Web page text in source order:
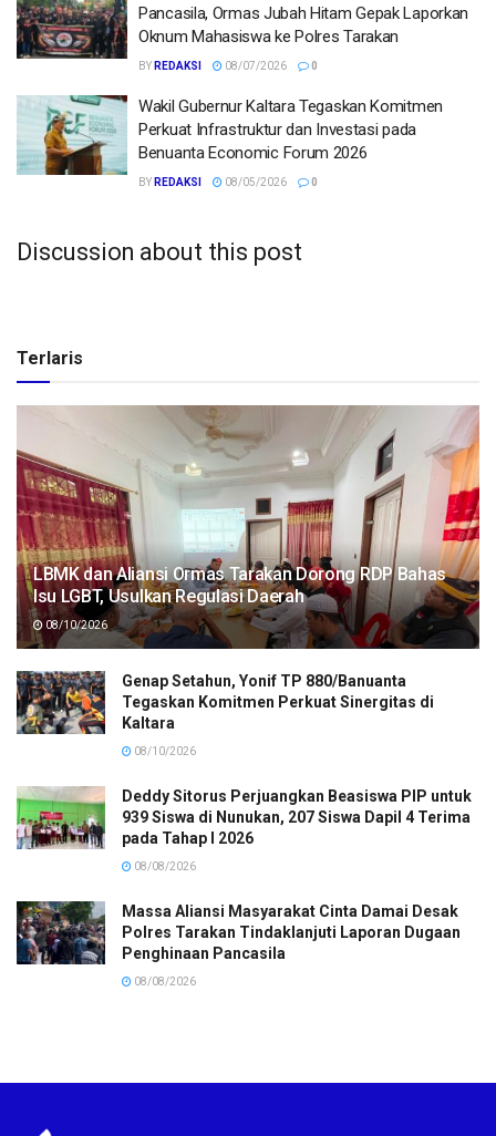
Pancasila, Ormas Jubah Hitam Gepak Laporkan
Oknum Mahasiswa ke Polres Tarakan
BY REDAKSI 08/07/2026 0
Wakil Gubernur Kaltara Tegaskan Komitmen
Perkuat Infrastruktur dan Investasi pada
Benuanta Economic Forum 2026
BY REDAKSI 08/05/2026 0
Discussion about this post
Terlaris
LBMK dan Aliansi Ormas Tarakan Dorong RDP Bahas
Isu LGBT, Usulkan Regulasi Daerah
08/10/2026
Genap Setahun, Yonif TP 880/Banuanta
Tegaskan Komitmen Perkuat Sinergitas di
Kaltara
08/10/2026
Deddy Sitorus Perjuangkan Beasiswa PIP untuk
939 Siswa di Nunukan, 207 Siswa Dapil 4 Terima
pada Tahap I 2026
08/08/2026
Massa Aliansi Masyarakat Cinta Damai Desak
Polres Tarakan Tindaklanjuti Laporan Dugaan
Penghinaan Pancasila
08/08/2026